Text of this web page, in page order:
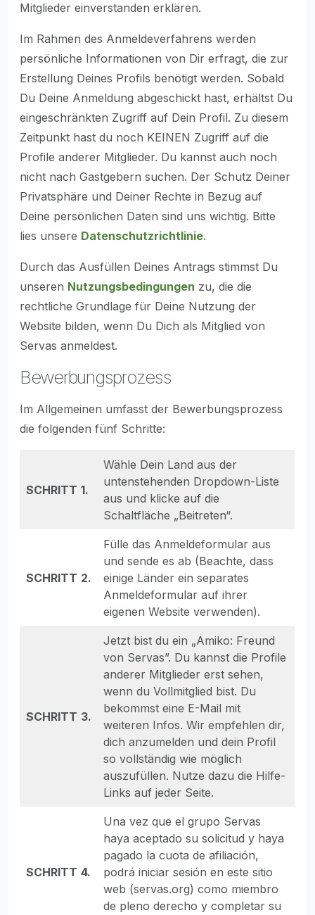
Mitglieder einverstanden erklären.
Im Rahmen des Anmeldeverfahrens werden
persönliche Informationen von Dir erfragt, die zur
Erstellung Deines Profils benötigt werden. Sobald
Du Deine Anmeldung abgeschickt hast, erhältst Du
eingeschränkten Zugriff auf Dein Profil. Zu diesem
Zeitpunkt hast du noch KEINEN Zugriff auf die
Profile anderer Mitglieder. Du kannst auch noch
nicht nach Gastgebern suchen. Der Schutz Deiner
Privatsphäre und Deiner Rechte in Bezug auf
Deine persönlichen Daten sind uns wichtig. Bitte
lies unsere Datenschutzrichtlinie.
Durch das Ausfüllen Deines Antrags stimmst Du
unseren Nutzungsbedingungen zu, die die
rechtliche Grundlage für Deine Nutzung der
Website bilden, wenn Du Dich als Mitglied von
Servas anmeldest.
Bewerbungsprozess
Im Allgemeinen umfasst der Bewerbungsprozess
die folgenden fünf Schritte:
SCHRITT 1.
Wähle Dein Land aus der
untenstehenden Dropdown-Liste
aus und klicke auf die
Schaltfläche „Beitreten“.
SCHRITT 2.
Fülle das Anmeldeformular aus
und sende es ab (Beachte, dass
einige Länder ein separates
Anmeldeformular auf ihrer
eigenen Website verwenden).
SCHRITT 3.
Jetzt bist du ein „Amiko: Freund
von Servas”. Du kannst die Profile
anderer Mitglieder erst sehen,
wenn du Vollmitglied bist. Du
bekommst eine E-Mail mit
weiteren Infos. Wir empfehlen dir,
dich anzumelden und dein Profil
so vollständig wie möglich
auszufüllen. Nutze dazu die Hilfe-
Links auf jeder Seite.
SCHRITT 4.
Una vez que el grupo Servas
haya aceptado su solicitud y haya
pagado la cuota de afiliación,
podrá iniciar sesión en este sitio
web (servas.org) como miembro
de pleno derecho y completar su